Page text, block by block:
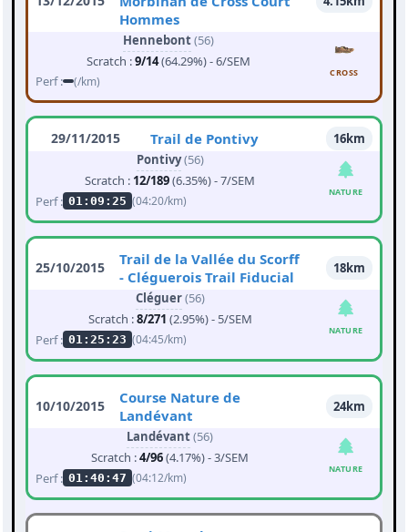
Hommes
Hennebont(56)
Scratch :9/14(64.29%) - 6/SEM
Perf :
(/km)
CROSS
29/11/2015 Trail de Pontivy
16km
Pontivy(56)
Scratch : 12/189(6.35%) - 7/SEM
Perf : 01:09:25 (04:20/km)
NATURE
25/10/2015
Trail de la Vallée du Scorff
- Cléguerois Trail Fiducial
18km
Cléguer(56)
Scratch :8/271 (2.95%) - 5/SEM
Perf : 01:25:23 (04:45/km)
NATURE
10/10/2015
Course Nature de
Landévant
24km
Landévant(56)
Scratch :4/96(4.17%) - 3/SEM
Perf : 01:40:47 (04:12/km)
NATURE